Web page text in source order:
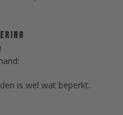
is wel wat beperkt.